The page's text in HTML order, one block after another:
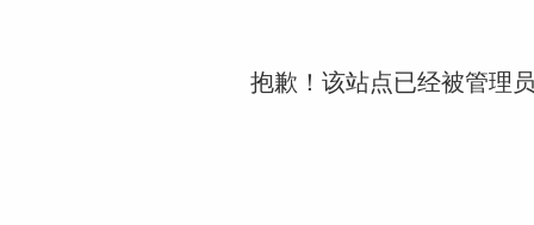
抱歉！该站点已经被管理